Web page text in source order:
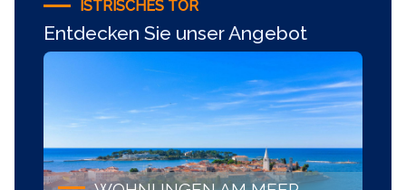
ISTRISCHES TOR
Entdecken Sie unser Angebot